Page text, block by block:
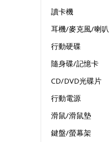
讀卡機
耳機/麥克風/喇叭
行動硬碟
隨身碟/記憶卡
CD/DVD光碟片
行動電源
滑鼠/滑鼠墊
鍵盤/螢幕架